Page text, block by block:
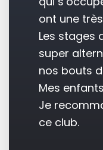
ont une
Les stages
super
nos bouts
Mes
Je
ce club.